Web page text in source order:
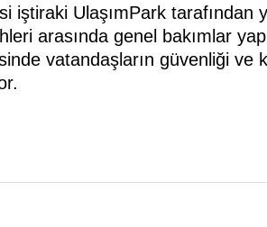
iştiraki UlaşımPark tarafından
arasında genel bakımlar
vatandaşların güvenliği